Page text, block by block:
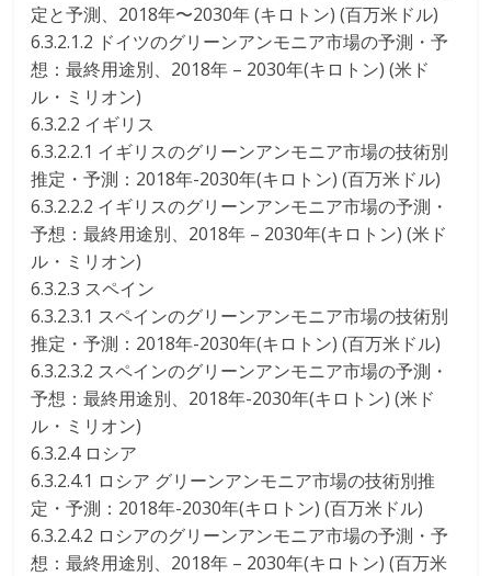
定と予測、2018年〜2030年 (キロトン) (百万米ドル)
6.3.2.1.2 ドイツのグリーンアンモニア市場の予測・予
想：最終用途別、2018年 – 2030年(キロトン) (米ド
ル・ミリオン)
6.3.2.2 イギリス
6.3.2.2.1 イギリスのグリーンアンモニア市場の技術別
推定・予測：2018年-2030年(キロトン) (百万米ドル)
6.3.2.2.2 イギリスのグリーンアンモニア市場の予測・
予想：最終用途別、2018年 – 2030年(キロトン) (米ド
ル・ミリオン)
6.3.2.3 スペイン
6.3.2.3.1 スペインのグリーンアンモニア市場の技術別
推定・予測：2018年-2030年(キロトン) (百万米ドル)
6.3.2.3.2 スペインのグリーンアンモニア市場の予測・
予想：最終用途別、2018年-2030年(キロトン) (米ド
ル・ミリオン)
6.3.2.4 ロシア
6.3.2.4.1 ロシア グリーンアンモニア市場の技術別推
定・予測：2018年-2030年(キロトン) (百万米ドル)
6.3.2.4.2 ロシアのグリーンアンモニア市場の予測・予
想：最終用途別、2018年 – 2030年(キロトン) (百万米